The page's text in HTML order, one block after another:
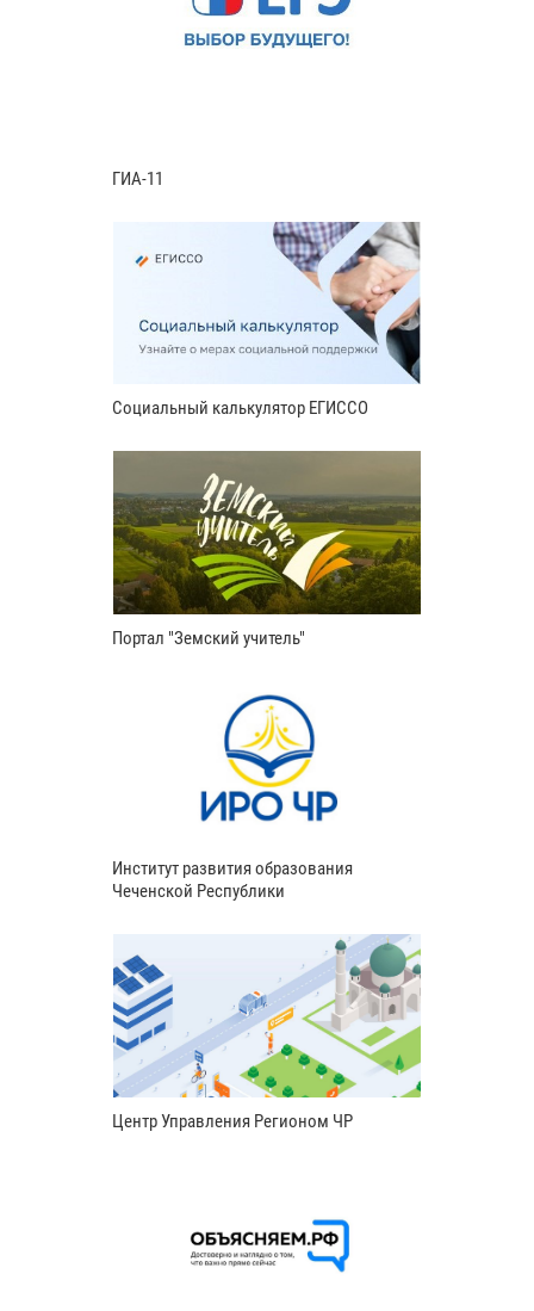
ГИА-11
Социальный калькулятор ЕГИССО
Портал "Земский учитель"
Институт развития образования
Чеченской Республики
Центр Управления Регионом ЧР